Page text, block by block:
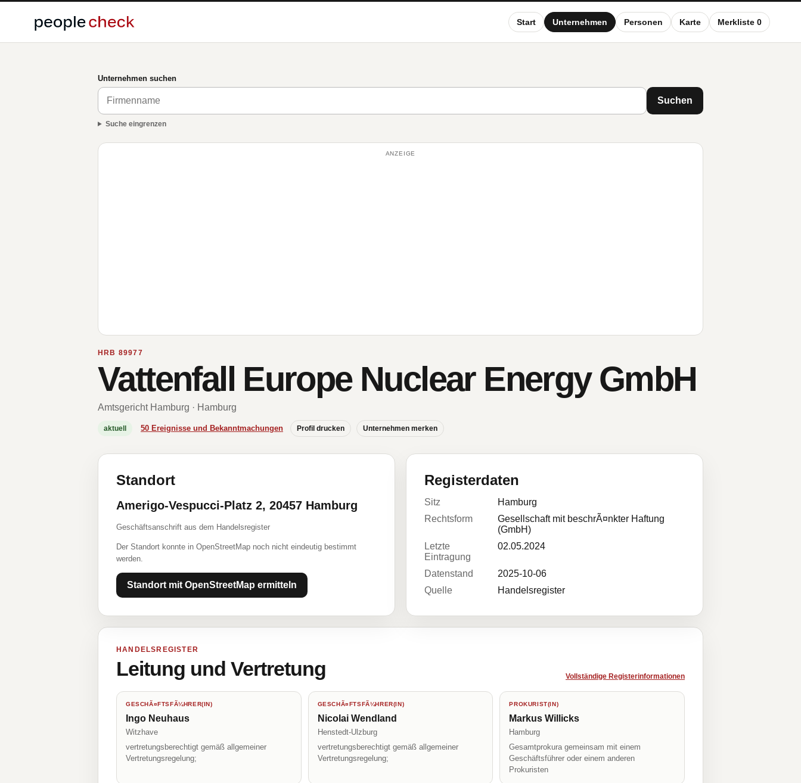
Start Unternehmen Personen Karte Merkliste 0
Unternehmen suchen
Suchen
Suche eingrenzen
ANZEIGE
HRB 89977
Vattenfall Europe Nuclear Energy GmbH
Amtsgericht Hamburg · Hamburg
aktuell 50 Ereignisse und Bekanntmachungen Profil drucken Unternehmen merken
Standort
Amerigo-Vespucci-Platz 2, 20457 Hamburg
Geschäftsanschrift aus dem Handelsregister
Der Standort konnte in OpenStreetMap noch nicht eindeutig bestimmt
werden.
Standort mit OpenStreetMap ermitteln
Registerdaten
Sitz
Hamburg
Rechtsform
Gesellschaft mit beschrÃ¤nkter Haftung
(GmbH)
Letzte
Eintragung
02.05.2024
Datenstand
2025-10-06
Quelle
Handelsregister
HANDELSREGISTER
Leitung und Vertretung Vollständige Registerinformationen
GESCHÃ¤FTSFÃ¼HRER(IN)
Ingo Neuhaus
Witzhave
vertretungsberechtigt gemäß allgemeiner
Vertretungsregelung;
GESCHÃ¤FTSFÃ¼HRER(IN)
Nicolai Wendland
Henstedt-Ulzburg
vertretungsberechtigt gemäß allgemeiner
Vertretungsregelung;
PROKURIST(IN)
Markus Willicks
Hamburg
Gesamtprokura gemeinsam mit einem
Geschäftsführer oder einem anderen
Prokuristen